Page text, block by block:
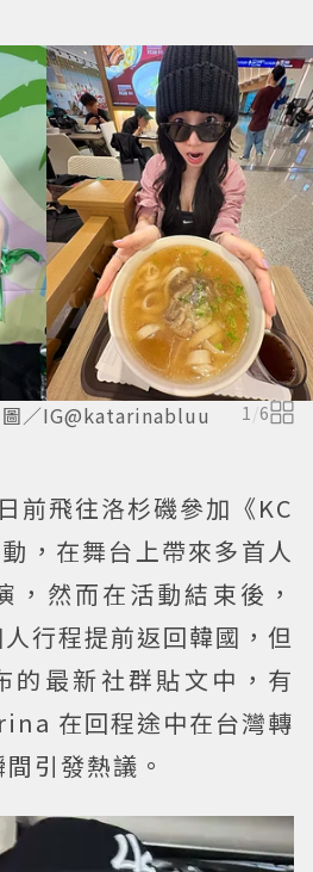
／IG@katarinabluu 1/6
日前飛往洛杉磯參加《KC
，在舞台上帶來多首人
，然而在活動結束後，
行程提前返回韓國，但
最新社群貼文中，有
在回程途中在台灣轉
引發熱議。